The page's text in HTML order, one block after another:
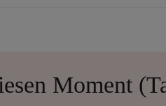
Moment